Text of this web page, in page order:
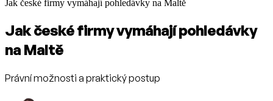
Jak české firmy vymáhají pohledávky na Maltě
Jak české firmy vymáhají pohledávky
na Maltě
Právní možnosti a praktický postup